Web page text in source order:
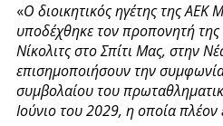
«Ο διοικητικός ηγέτης της ΑΕΚ
υποδέχθηκε τον προπονητή
Νίκολιτς στο Σπίτι Μας, στην
επισημοποιήσουν την
συμβολαίου του
Ιούνιο του 2029, η οποία πλέον